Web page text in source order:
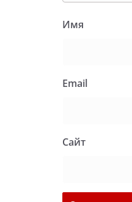
Имя
Email
Сайт